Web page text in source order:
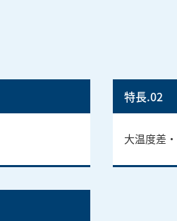
特長.02
大温度差